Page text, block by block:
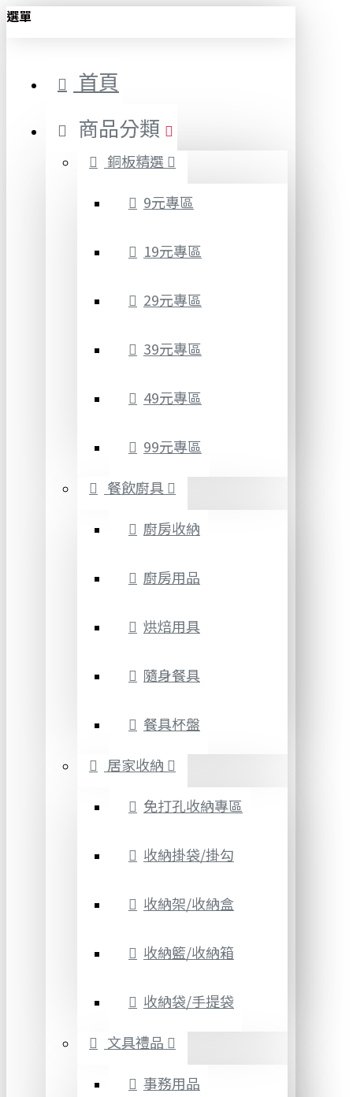
選單
首頁
商品分類
銅板精選
9元專區
19元專區
29元專區
39元專區
49元專區
99元專區
餐飲廚具
廚房收納
廚房用品
烘焙用具
隨身餐具
餐具杯盤
居家收納
免打孔收納專區
收納掛袋/掛勾
收納架/收納盒
收納籃/收納箱
收納袋/手提袋
文具禮品
事務用品